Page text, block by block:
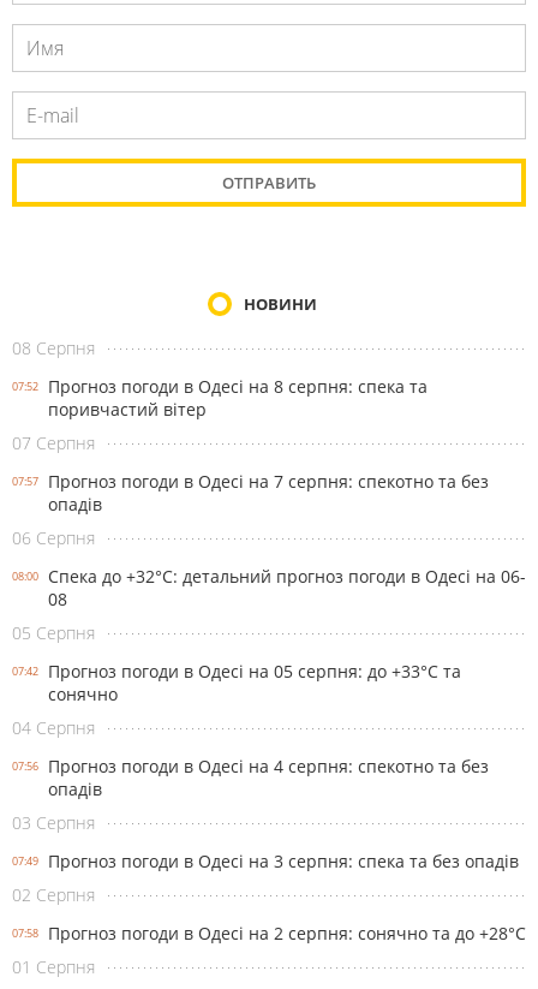
НОВИНИ
08 Серпня
07:52
Прогноз погоди в Одесі на 8 серпня: спека та
поривчастий вітер
07 Серпня
07:57
Прогноз погоди в Одесі на 7 серпня: спекотно та без
опадів
06 Серпня
08:00
Спека до +32°С: детальний прогноз погоди в Одесі на 06-
08
05 Серпня
07:42
Прогноз погоди в Одесі на 05 серпня: до +33°С та
сонячно
04 Серпня
07:56
Прогноз погоди в Одесі на 4 серпня: спекотно та без
опадів
03 Серпня
07:49
Прогноз погоди в Одесі на 3 серпня: спека та без опадів
02 Серпня
07:58
Прогноз погоди в Одесі на 2 серпня: сонячно та до +28°С
01 Серпня